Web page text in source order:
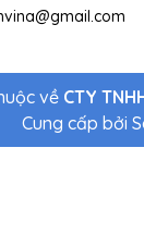
về CTY
Cung cấp bởi